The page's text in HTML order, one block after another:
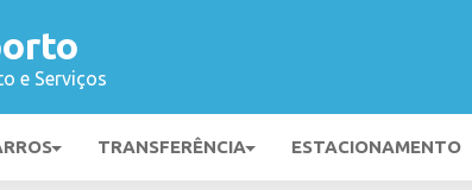
e Serviços
TRANSFERÊNCIA ESTACIONAMENTO